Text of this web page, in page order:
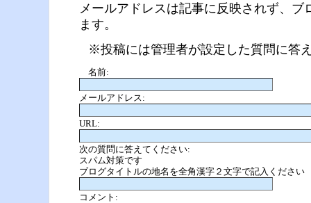
メールアドレスは記事に反映されず、
ます。
※投稿には管理者が設定した質問に答
名前:
メールアドレス:
URL:
次の質問に答えてください:
スパム対策です
ブログタイトルの地名を全角漢字２文字で記入ください
コメント: